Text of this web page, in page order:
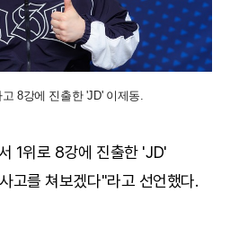
8강에 진출한 'JD' 이제동.
1위로 8강에 진출한 'JD'
고를 쳐보겠다"라고 선언했다.